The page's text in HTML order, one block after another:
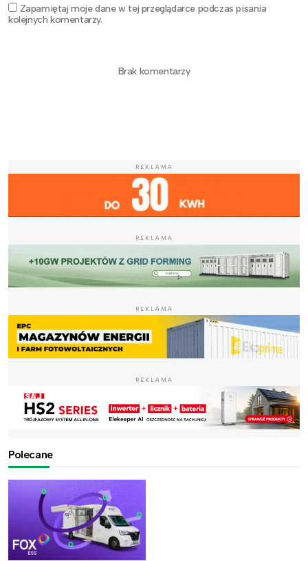
Zapamiętaj moje dane w tej przeglądarce podczas pisania
kolejnych komentarzy.
Brak komentarzy
REKLAMA
REKLAMA
REKLAMA
REKLAMA
Polecane